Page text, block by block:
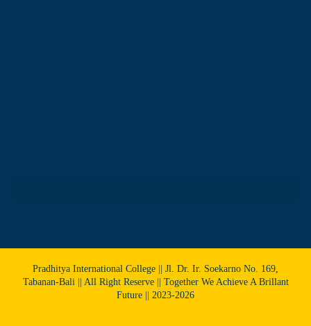
Pradhitya International College || Jl. Dr. Ir. Soekarno No. 169,
Tabanan-Bali || All Right Reserve || Together We Achieve A Brillant
Future || 2023-2026